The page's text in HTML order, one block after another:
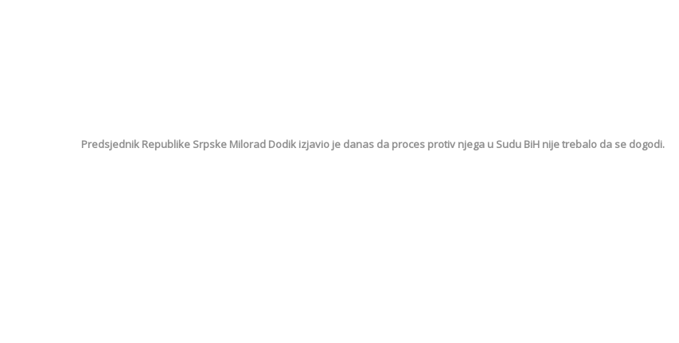
Predsjednik Republike Srpske Milorad Dodik izjavio je danas da proces protiv njega u Sudu BiH nije trebalo da se dogodi.